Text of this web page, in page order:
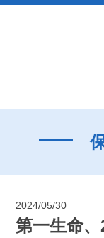
2024/05/30
第一生命